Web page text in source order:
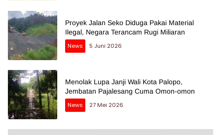
Proyek Jalan Seko Diduga Pakai Material
Ilegal, Negara Terancam Rugi Miliaran
News
5 Juni 2026
Menolak Lupa Janji Wali Kota Palopo,
Jembatan Pajalesang Cuma Omon-omon
News
27 Mei 2026